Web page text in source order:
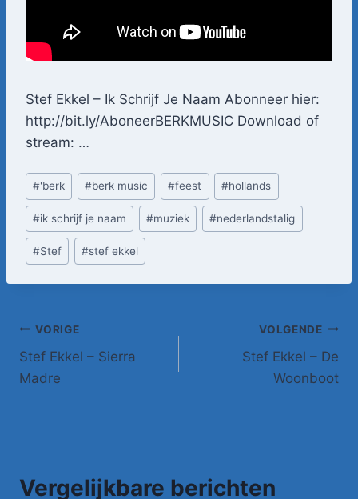
Stef Ekkel – Ik Schrijf Je Naam Abonneer hier:
http://bit.ly/AboneerBERKMUSIC Download of
stream: …
Bericht
tags:
#'berk #berk music #feest #hollands
#ik schrijf je naam #muziek #nederlandstalig
#Stef #stef ekkel
Bericht
navigatie
VORIGE
Stef Ekkel – Sierra
Madre
VOLGENDE
Stef Ekkel – De
Woonboot
Vergelijkbare berichten